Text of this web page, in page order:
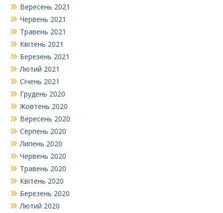
Вересень 2021
Червень 2021
Травень 2021
Квітень 2021
Березень 2021
Лютий 2021
Січень 2021
Грудень 2020
Жовтень 2020
Вересень 2020
Серпень 2020
Липень 2020
Червень 2020
Травень 2020
Квітень 2020
Березень 2020
Лютий 2020